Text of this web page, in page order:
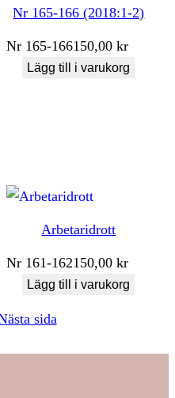
Nr 165-166 (2018:1-2)
Nr 165-166150,00kr
Lägg till i varukorg
Arbetaridrott
Nr 161-162150,00kr
Lägg till i varukorg
sida